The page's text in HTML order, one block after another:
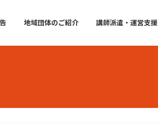
地域団体のご紹介 講師派遣・運営支援